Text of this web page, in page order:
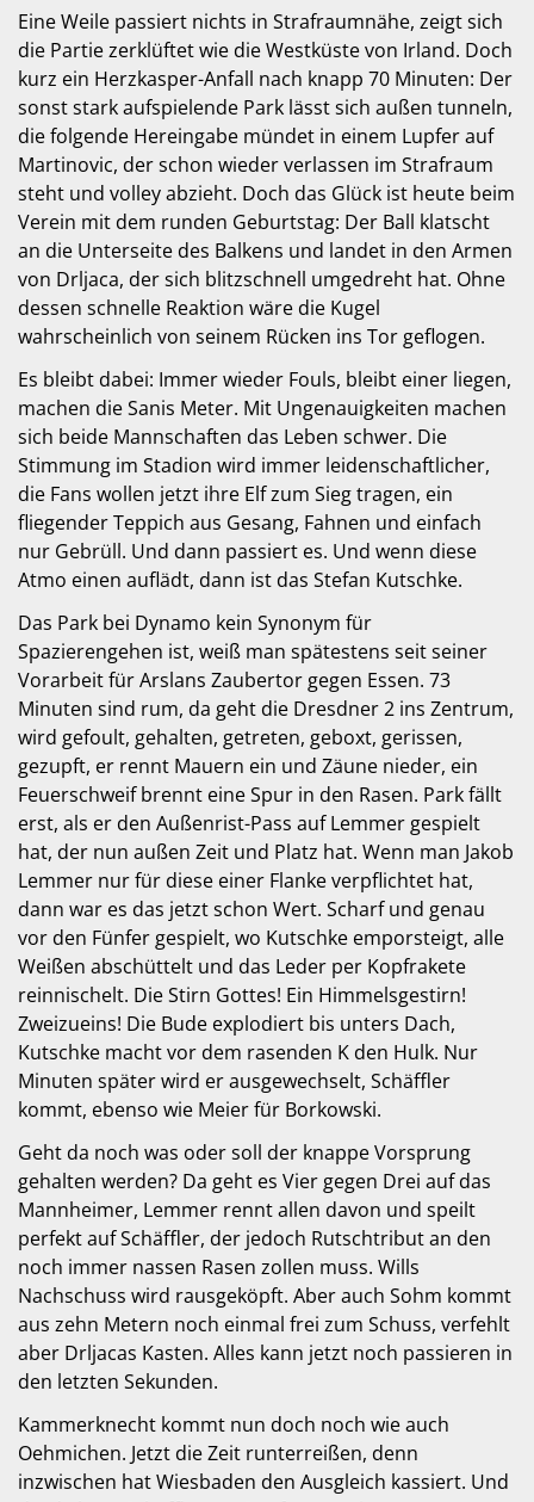
Eine Weile passiert nichts in Strafraumnähe, zeigt sich
die Partie zerklüftet wie die Westküste von Irland. Doch
kurz ein Herzkasper-Anfall nach knapp 70 Minuten: Der
sonst stark aufspielende Park lässt sich außen tunneln,
die folgende Hereingabe mündet in einem Lupfer auf
Martinovic, der schon wieder verlassen im Strafraum
steht und volley abzieht. Doch das Glück ist heute beim
Verein mit dem runden Geburtstag: Der Ball klatscht
an die Unterseite des Balkens und landet in den Armen
von Drljaca, der sich blitzschnell umgedreht hat. Ohne
dessen schnelle Reaktion wäre die Kugel
wahrscheinlich von seinem Rücken ins Tor geflogen.
Es bleibt dabei: Immer wieder Fouls, bleibt einer liegen,
machen die Sanis Meter. Mit Ungenauigkeiten machen
sich beide Mannschaften das Leben schwer. Die
Stimmung im Stadion wird immer leidenschaftlicher,
die Fans wollen jetzt ihre Elf zum Sieg tragen, ein
fliegender Teppich aus Gesang, Fahnen und einfach
nur Gebrüll. Und dann passiert es. Und wenn diese
Atmo einen auflädt, dann ist das Stefan Kutschke.
Das Park bei Dynamo kein Synonym für
Spazierengehen ist, weiß man spätestens seit seiner
Vorarbeit für Arslans Zaubertor gegen Essen. 73
Minuten sind rum, da geht die Dresdner 2 ins Zentrum,
wird gefoult, gehalten, getreten, geboxt, gerissen,
gezupft, er rennt Mauern ein und Zäune nieder, ein
Feuerschweif brennt eine Spur in den Rasen. Park fällt
erst, als er den Außenrist-Pass auf Lemmer gespielt
hat, der nun außen Zeit und Platz hat. Wenn man Jakob
Lemmer nur für diese einer Flanke verpflichtet hat,
dann war es das jetzt schon Wert. Scharf und genau
vor den Fünfer gespielt, wo Kutschke emporsteigt, alle
Weißen abschüttelt und das Leder per Kopfrakete
reinnischelt. Die Stirn Gottes! Ein Himmelsgestirn!
Zweizueins! Die Bude explodiert bis unters Dach,
Kutschke macht vor dem rasenden K den Hulk. Nur
Minuten später wird er ausgewechselt, Schäffler
kommt, ebenso wie Meier für Borkowski.
Geht da noch was oder soll der knappe Vorsprung
gehalten werden? Da geht es Vier gegen Drei auf das
Mannheimer, Lemmer rennt allen davon und speilt
perfekt auf Schäffler, der jedoch Rutschtribut an den
noch immer nassen Rasen zollen muss. Wills
Nachschuss wird rausgeköpft. Aber auch Sohm kommt
aus zehn Metern noch einmal frei zum Schuss, verfehlt
aber Drljacas Kasten. Alles kann jetzt noch passieren in
den letzten Sekunden.
Kammerknecht kommt nun doch noch wie auch
Oehmichen. Jetzt die Zeit runterreißen, denn
inzwischen hat Wiesbaden den Ausgleich kassiert. Und